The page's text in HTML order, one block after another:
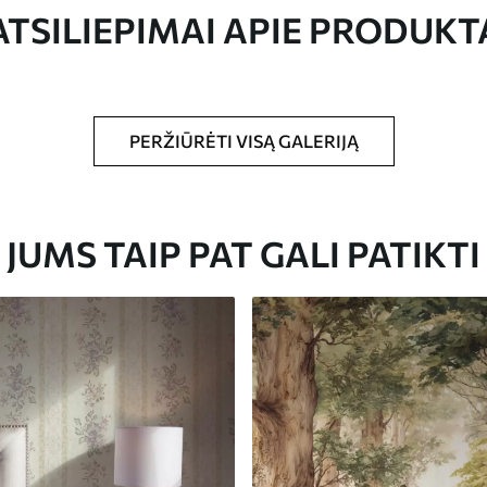
dydžio vaizdas, supjaustytas į vienodas iki 50
tapetų klijais.
minkšta kempine. Lakuotus tapetus galima
Premium vinilas
65 39.00 €
APIE
PERŽIŪRĖTI VISĄ GALERIJĄ
JUMS TAIP PAT GALI PATIKTI